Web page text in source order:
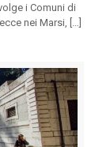
i Comuni di
nei Marsi, […]